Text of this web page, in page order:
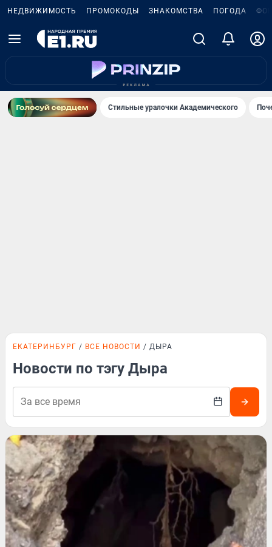
НЕДВИЖИМОСТЬ ПРОМОКОДЫ ЗНАКОМСТВА ПОГОДА
Стильные уралочки Академического
ЕКАТЕРИНБУРГ ВСЕ НОВОСТИ ДЫРА
Новости по тэгу Дыра